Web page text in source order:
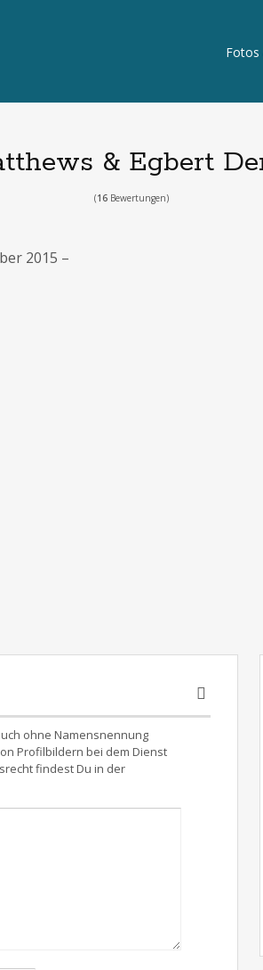
Fotos
& Egbert
(16 Bewertungen)
2015 –
ohne Namensnennung
Profilbildern bei dem Dienst
findest Du in der